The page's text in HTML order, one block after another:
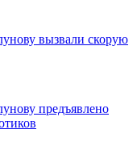
вызвали скорую
предъявлено